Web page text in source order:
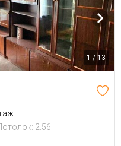
1 / 13
2.56